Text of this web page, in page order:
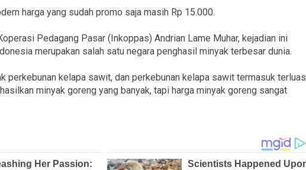
harga yang sudah promo saja masih Rp 15.000.
Pedagang Pasar (Inkoppas) Andrian Lame Muhar, kejadian ini
merupakan salah satu negara penghasil minyak terbesar dunia.
perkebunan kelapa sawit, dan perkebunan kelapa sawit termasuk terluas
minyak goreng yang banyak, tapi harga minyak goreng sangat